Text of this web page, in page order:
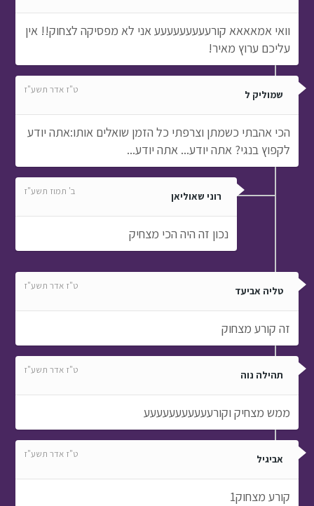
וואי אמאאאא קורעעעעעעעעע אני לא מפסיקה לצחוק!! אין
עליכם ערוץ מאיר!
שמוליק ל ט"ז אדר תשע"ז
הכי אהבתי כשמתן וצרפתי כל הזמן שואלים אותו:אתה יודע
לקפוץ בנגי? אתה יודע... אתה יודע...
רוני שאוליאן ב' תמוז תשע"ז
נכון זה היה הכי מצחיק
טליה אביעד ט"ז אדר תשע"ז
זה קורע מצחוק
תהילה נוה ט"ז אדר תשע"ז
ממש מצחיק וקורעעעעעעעעעעע
אביגיל ט"ז אדר תשע"ז
קורע מצחוק1